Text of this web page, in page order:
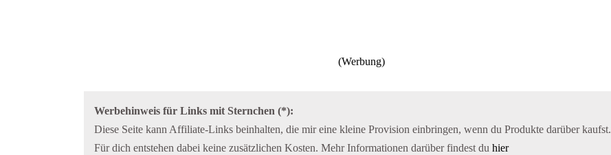
Werbehinweis für Links mit Sternchen (*):
Diese Seite kann Affiliate-Links beinhalten, die mir eine kleine Provision einbringen, wenn du Produkte darüber kaufst.
Für dich entstehen dabei keine zusätzlichen Kosten. Mehr Informationen darüber findest du hier